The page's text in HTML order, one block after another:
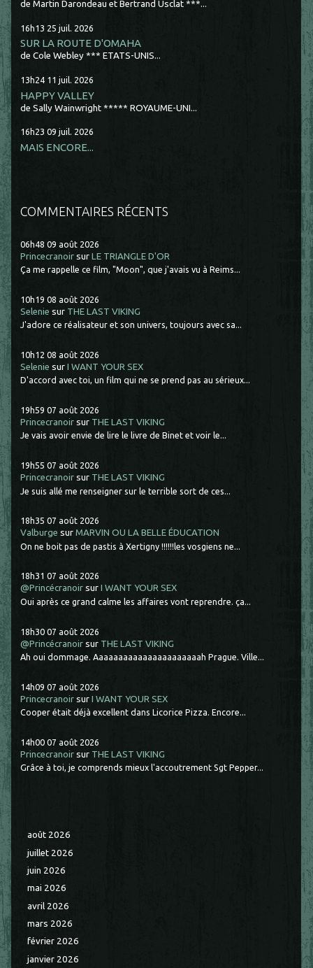
de Martin Darondeau et Bertrand Usclat ***...
16h13 25 juil. 2026
SUR LA ROUTE D'OMAHA
de Cole Webley *** ETATS-UNIS...
13h24 11 juil. 2026
HAPPY VALLEY
de Sally Wainwright ***** ROYAUME-UNI...
16h23 09 juil. 2026
MAIS ENCORE...
COMMENTAIRES RÉCENTS
06h48 09 août 2026
Princecranoir surLE TRIANGLE D'OR
Ça me rappelle ce film, "Moon", que j'avais vu à Reims...
10h19 08 août 2026
Selenie sur THE LAST VIKING
J'adore ce réalisateur et son univers, toujours avec sa...
10h12 08 août 2026
Selenie surI WANT YOUR SEX
D'accord avec toi, un film qui ne se prend pas au sérieux...
19h59 07 août 2026
Princecranoir sur THE LAST VIKING
Je vais avoir envie de lire le livre de Binet et voir le...
19h55 07 août 2026
Princecranoir sur THE LAST VIKING
Je suis allé me renseigner sur le terrible sort de ces...
18h35 07 août 2026
Valburge surMARVIN OU LA BELLE ÉDUCATION
On ne boit pas de pastis à Xertigny !!!!!!les vosgiens ne...
18h31 07 août 2026
@Princécranoir surI WANT YOUR SEX
Oui après ce grand calme les affaires vont reprendre. ça...
18h30 07 août 2026
@Princécranoir sur THE LAST VIKING
Ah oui dommage. Aaaaaaaaaaaaaaaaaaaaaah Prague. Ville...
14h09 07 août 2026
Princecranoir surI WANT YOUR SEX
Cooper était déjà excellent dans Licorice Pizza. Encore...
14h00 07 août 2026
Princecranoir sur THE LAST VIKING
Grâce à toi, je comprends mieux l'accoutrement Sgt Pepper...
août 2026
juillet 2026
juin 2026
mai 2026
avril 2026
mars 2026
février 2026
janvier 2026